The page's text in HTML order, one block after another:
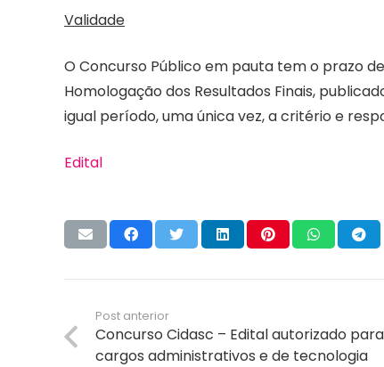
Validade
O Concurso Público em pauta tem o prazo
Homologação dos Resultados Finais,
igual período, uma única vez, a critério e
Edital
Post anterior
Concurso Cidasc – Edital autorizado para
cargos administrativos e de tecnologia